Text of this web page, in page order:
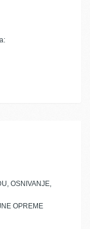
OSNIVANJE,
OPREME